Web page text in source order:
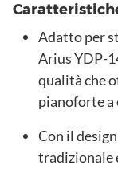
Adatto per
Arius YDP-
qualità che
pianoforte a
Con il
tradizionale